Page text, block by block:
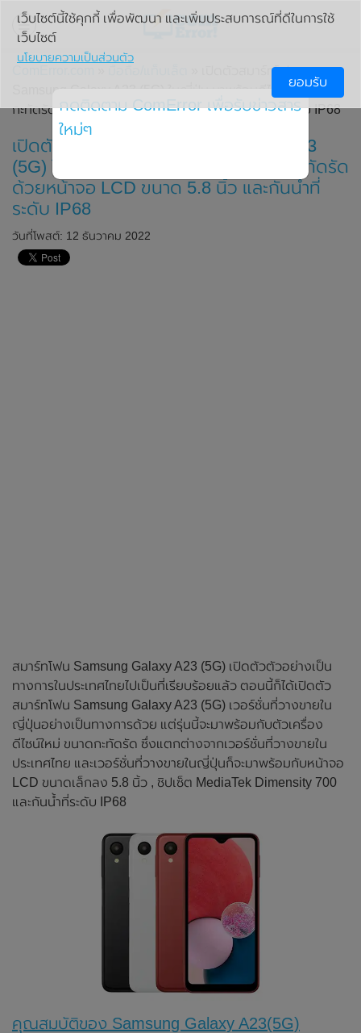
» เปิดตัวสมาร์ทโฟน
Samsung Galaxy A23 (5G) ในญี่ปุ่น มาพร้อมดีไซน์ใหม่ ขนาด
กะทัดรัด ด้วยหน้าจอ LCD ขนาด 5.8 นิ้ว และกันน้ำที่ระดับ IP68
เปิดตัวสมาร์ทโฟน Samsung Galaxy A23
(5G) ในญี่ปุ่น มาพร้อมดีไซน์ใหม่ ขนาดกะทัดรัด
ด้วยหน้าจอ LCD ขนาด 5.8 นิ้ว และกันน้ำที่
ระดับ IP68
วันที่โพสต์: 12 ธันวาคม 2022
สมาร์ทโฟน Samsung Galaxy A23 (5G) เปิดตัวตัวอย่างเป็น
ทางการในประเทศไทยไปเป็นที่เรียบร้อยแล้ว ตอนนี้ก็ได้เปิดตัว
สมาร์ทโฟน Samsung Galaxy A23 (5G) เวอร์ชั่นที่วางขายใน
ญี่ปุ่นอย่างเป็นทางการด้วย แต่รุ่นนี้จะมาพร้อมกับตัวเครื่อง
ดีไซน์ใหม่ ขนาดกะทัดรัด ซึ่งแตกต่างจากเวอร์ชั่นที่วางขายใน
ประเทศไทย และเวอร์ชั่นที่วางขายในญี่ปุ่นก็จะมาพร้อมกับหน้าจอ
LCD ขนาดเล็กลง 5.8 นิ้ว , ชิปเซ็ต MediaTek Dimensity 700
และกันน้ำที่ระดับ IP68
คุณสมบัติของ Samsung Galaxy A23(5G)
เว็บไซต์นี้ใช้คุกกี้ เพื่อพัฒนา และเพิ่มประสบการณ์ที่ดีในการใช้
เว็บไซต์
นโยบายความเป็นส่วนตัว
ยอมรับ
กดติดตาม ComError เพื่อรับข่าวสาร
ใหม่ๆ